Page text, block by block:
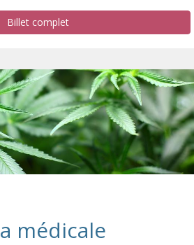
Billet complet
médicale